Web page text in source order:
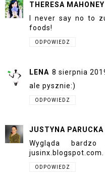
THERESA MAHONEY
I never say no to
foods!
ODPOWIEDZ
LENA 8 sierpnia
ale pysznie:)
ODPOWIEDZ
JUSTYNA PARUCKA
Wygląda bardzo
jusinx.blogspot.com
ODPOWIEDZ